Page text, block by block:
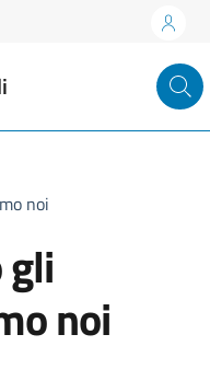
noi
gli
noi